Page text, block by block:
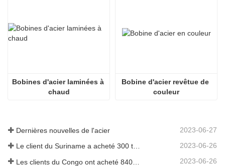
Bobines d'acier laminées à
chaud
Bobine d'acier revêtue de
couleur
Dernières nouvelles de l'acier 2023-06-27
Le client du Suriname a acheté 300 tonnes de barres d'armature 2023-06-26
2023-06-26